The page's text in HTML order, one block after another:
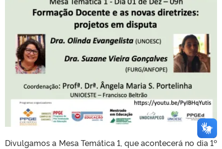
Divulgamos a Mesa Temática 1, que acontecerá no dia 1º